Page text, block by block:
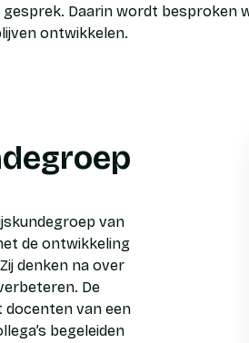
gesprek. Daarin wordt besproken
ontwikkelen.
van
de ontwikkeling
denken na over
De
docenten van een
begeleiden